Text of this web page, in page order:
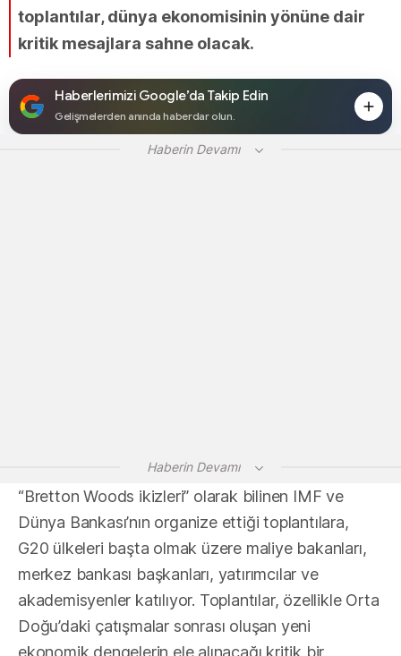
toplantılar, dünya ekonomisinin yönüne dair
kritik mesajlara sahne olacak.
Haberlerimizi Google’da Takip Edin
Gelişmelerden anında haberdar olun.
Haberin Devamı
Haberin Devamı
“Bretton Woods ikizleri” olarak bilinen IMF ve
Dünya Bankası’nın organize ettiği toplantılara,
G20 ülkeleri başta olmak üzere maliye bakanları,
merkez bankası başkanları, yatırımcılar ve
akademisyenler katılıyor. Toplantılar, özellikle Orta
Doğu’daki çatışmalar sonrası oluşan yeni
ekonomik dengelerin ele alınacağı kritik bir